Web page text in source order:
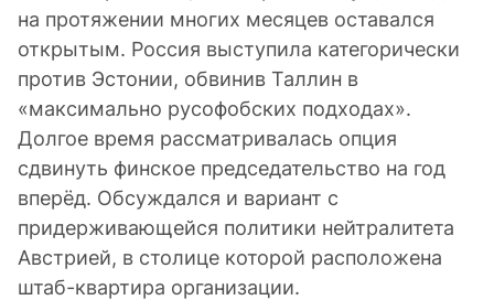
на протяжении многих месяцев оставался
открытым. Россия выступила категорически
против Эстонии, обвинив Таллин в
«максимально русофобских подходах».
Долгое время рассматривалась опция
сдвинуть финское председательство на год
вперёд. Обсуждался и вариант с
придерживающейся политики нейтралитета
Австрией, в столице которой расположена
штаб-квартира организации.